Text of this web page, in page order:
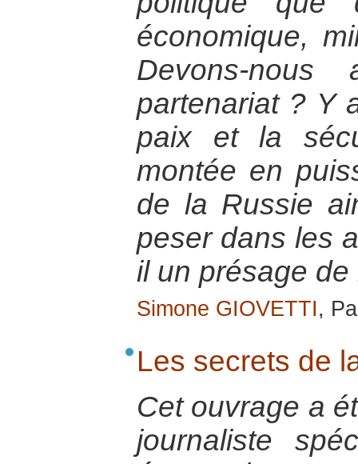
économique,
Devons-
partenariat ? Y
paix et la
montée en
de la Russie
peser dans les
il un présage
Simone GIOVETTI,
Les secrets de
Cet ouvrage a
journaliste